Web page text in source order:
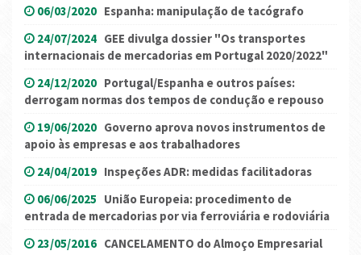
06/03/2020 Espanha: manipulação de tacógrafo
24/07/2024 GEE divulga dossier "Os transportes
internacionais de mercadorias em Portugal 2020/2022"
24/12/2020 Portugal/Espanha e outros países:
derrogam normas dos tempos de condução e repouso
19/06/2020 Governo aprova novos instrumentos de
apoio às empresas e aos trabalhadores
24/04/2019 Inspeções ADR: medidas facilitadoras
06/06/2025 União Europeia: procedimento de
entrada de mercadorias por via ferroviária e rodoviária
23/05/2016 CANCELAMENTO do Almoço Empresarial